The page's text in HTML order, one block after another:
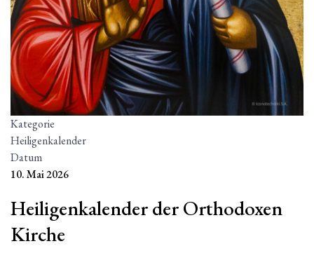
Kategorie
Heiligenkalender
Datum
10. Mai 2026
Heiligenkalender der Orthodoxen
Kirche